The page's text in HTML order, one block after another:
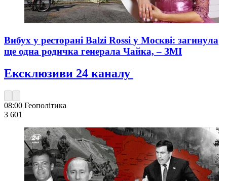
Вибух у ресторані Balzi Rossi у Москві: загинула
ще одна родичка генерала Чайка, – ЗМІ
Ексклюзиви 24 каналу
08:00 Геополітика
3 601